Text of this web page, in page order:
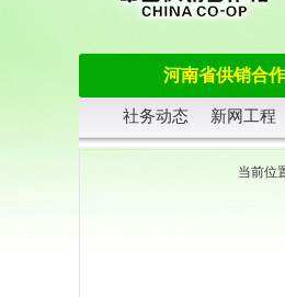
河南省供销合
社务动态 新网工程
当前位